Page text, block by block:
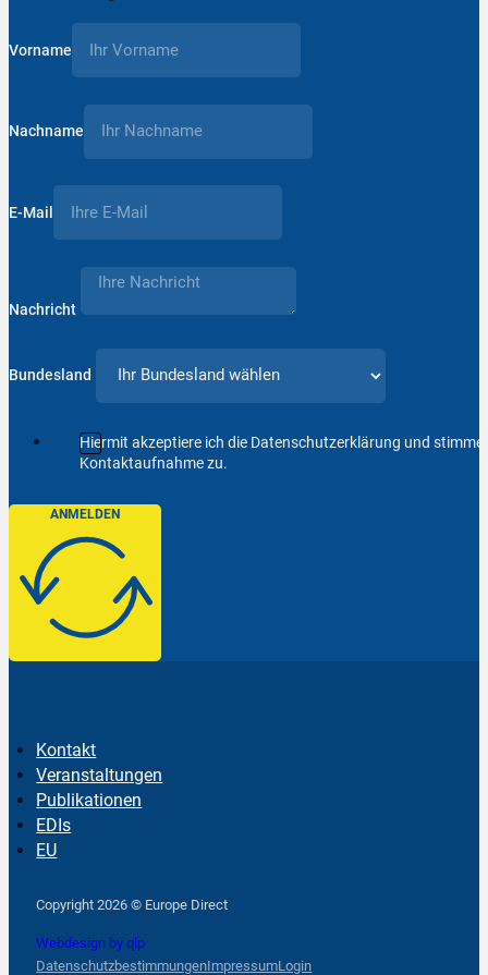
Vorname
Nachname
E-Mail
Nachricht
Bundesland
Hiermit akzeptiere ich die Datenschutzerklärung und
Kontaktaufnahme zu.
ANMELDEN
Kontakt
Veranstaltungen
Publikationen
EDIs
EU
Copyright 2026 © Europe Direct
Webdesign by qlp
DatenschutzbestimmungenImpressumLogin